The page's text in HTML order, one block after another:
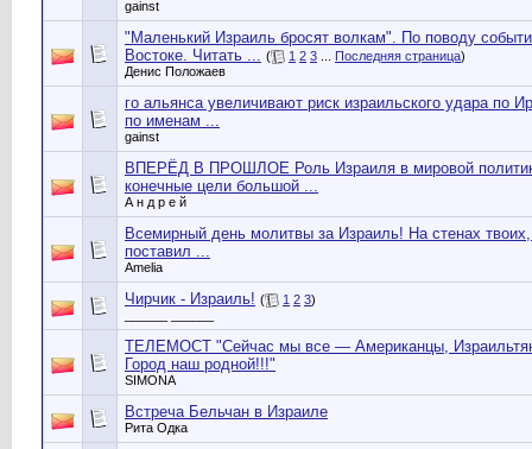
gainst
"Маленький Израиль бросят волкам". По поводу
Востоке. Читать ... ( 1 2 3 Последняя страница)
Денис Положаев
го альянса увеличивают риск израильского удара по
по именам ...
gainst
ВПЕРЁД В ПРОШЛОЕ Роль Израиля в мировой
конечные цели большой ...
А н д р е й
Всемирный день молитвы за Израиль! На стенах
поставил ...
Amelia
Чирчик - Израиль! ( 1 2 3)
ТЕЛЕМОСТ "Сейчас мы все — Американцы,
Город наш родной!!!"
SIMONA
Встреча Бельчан в Израиле
Рита Одка